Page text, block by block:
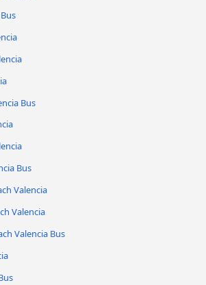
Bus
Bus
Valencia
Valencia
Valencia Bus